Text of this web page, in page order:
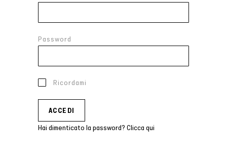
Password
Ricordami
Hai dimenticato la password? Clicca qui